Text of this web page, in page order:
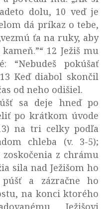
dolu, 10 veď je
dá príkaz o tebe,
ťa na ruky, aby
12 Ježiš mu
“Nebudeš pokúšať
Keď diabol skončil
od neho odišiel.
sa deje hneď po
po krátkom úvode
na tri celky podľa
chleba (v. 3-5);
z chrámu
sila nad Ježišom ho
a zázračne ho
na konci ktorého